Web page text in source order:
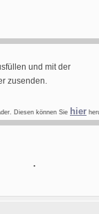
und mit der
zusenden.
Diesen können Sie hier
.